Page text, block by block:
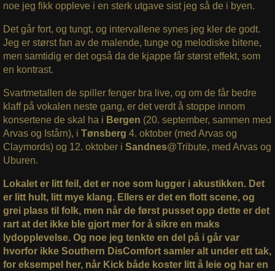
noe jeg fikk oppleve i en sterk utgave sist jeg så de i byen.
Det går fort, og tungt, og intervallene synes jeg kler de godt.
Jeg er størst fan av de malende, tunge og melodiske bitene,
men samtidig er det også da de kjappe får størst effekt, som
en kontrast.
Svartmetallen de spiller fenger bra live, og om de får bedre
klaff på vokalen neste gang, er det verdt å stoppe innom
konsertene de skal ha i Bergen (20. september, sammen med
Arvas og Istårn), i Tønsberg 4. oktober (med Arvas og
Claymords) og 12. oktober i Sandnes@Tribute, med Arvas og
Uburen.
Lokalet er litt feil, det er noe som lugger i akustikken. Det
er litt hult, litt mye klang. Ellers er det en flott scene, og
grei plass til folk, men når de først pusset opp dette er det
rart at det ikke ble gjort mer for å sikre en maks
lydopplevelse. Og noe jeg tenkte en del på i går var
hvorfor ikke Southern DisComfort samler alt under ett tak,
for eksempel her, når Kick både koster litt å leie og har en